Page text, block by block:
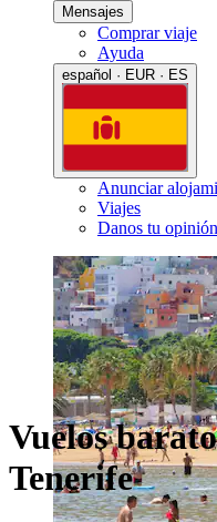
Mensajes
Comprar viaje
Ayuda
español · EUR · ES
Anunciar
Viajes
Danos tu opinión
Vuelos
Tenerife